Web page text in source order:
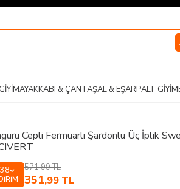
AYAKKABI & ÇANTAŞAL & EŞARPALT GIYIM
Cepli Fermuarlı Şardonlu Üç İplik
38 571,99TL
351,99 TL